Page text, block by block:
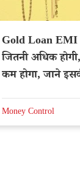
Gold Loan
जितनी अधिक
कम होगा, जाने
Money Control